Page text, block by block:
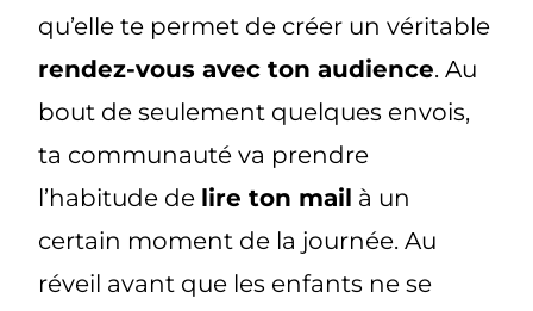
qu’elle te permet de créer un véritable
rendez-vous avec ton audience. Au
bout de seulement quelques envois,
ta communauté va prendre
l’habitude de lire ton mail à un
certain moment de la journée. Au
réveil avant que les enfants ne se